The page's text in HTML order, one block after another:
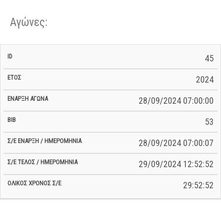
Αγώνες:
Αγώνα
Ημερομηνία
45
2024
28/09/2024 07:00:00
53
28/09/2024 07:00:07
29/09/2024 12:52:52
29:52:52